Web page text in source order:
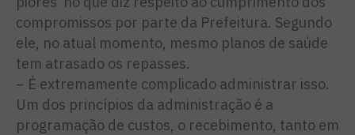
compromissos por parte da Prefeitura. Segundo
ele, no atual momento, mesmo planos de saúde
tem atrasado os repasses.
– É extremamente complicado administrar isso.
Um dos princípios da administração é a
programação de custos, o recebimento, tanto em